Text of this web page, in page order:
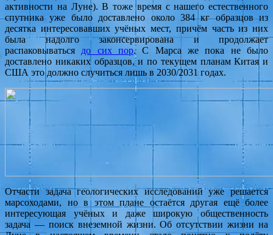
активности на Луне). В тоже время с нашего естественного
спутника уже было доставлено около 384 кг образцов из
десятка интересовавших учёных мест, причём часть из них
была надолго законсервирована и продолжает
распаковываться до сих пор. С Марса же пока не было
доставлено никаких образцов, и по текущем планам Китая и
США это должно случиться лишь в 2030/2031 годах.
Отчасти задача геологических исследований уже решается
марсоходами, но в этом плане остаётся другая ещё более
интересующая учёных и даже широкую общественность
задача — поиск внеземной жизни. Об отсутствии жизни на